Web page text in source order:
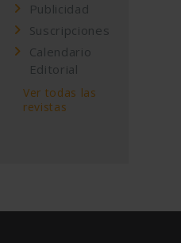
Publicidad
Suscripciones
Calendario
Editorial
Ver todas las
revistas